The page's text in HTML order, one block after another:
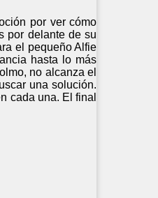
por ver cómo
por delante de su
el pequeño Alfie
hasta lo más
no alcanza el
una solución.
cada una. El final